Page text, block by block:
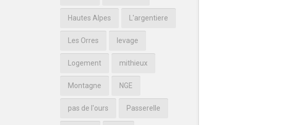
Hautes Alpes L'argentiere
Les Orres levage
Logement mithieux
Montagne NGE
pas de l'ours Passerelle